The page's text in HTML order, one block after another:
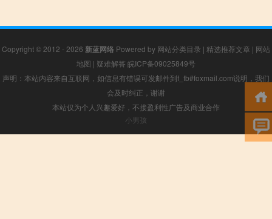
Copyright © 2012 - 2026 新蓝网络 Powered by 网站分类目录 | 精选推荐文章 | 网站
地图 | 疑难解答 皖ICP备09025849号
声明：本站内容来自互联网，如信息有错误可发邮件到f_fb#foxmail.com说明，我们
会及时纠正，谢谢
本站仅为个人兴趣爱好，不接盈利性广告及商业合作
小男孩